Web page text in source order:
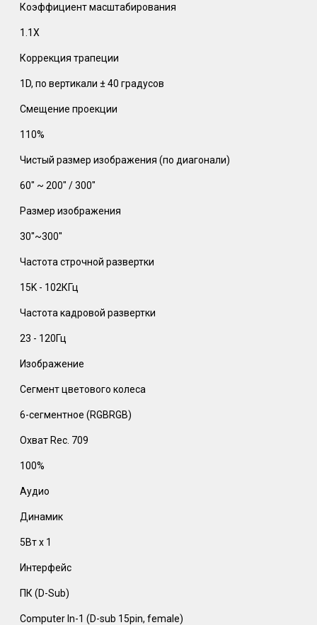
Коэффициент масштабирования
1.1X
Коррекция трапеции
1D, по вертикали ± 40 градусов
Смещение проекции
110%
Чистый размер изображения (по диагонали)
60" ~ 200" / 300"
Размер изображения
30''~300''
Частота строчной развертки
15K - 102КГц
Частота кадровой развертки
23 - 120Гц
Изображение
Сегмент цветового колеса
6-сегментное (RGBRGB)
Охват Rec. 709
100%
Аудио
Динамик
5Вт x 1
Интерфейс
ПК (D-Sub)
Computer In-1 (D-sub 15pin, female)